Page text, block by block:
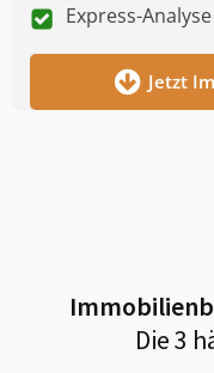
Express-
Jetzt
Die 3